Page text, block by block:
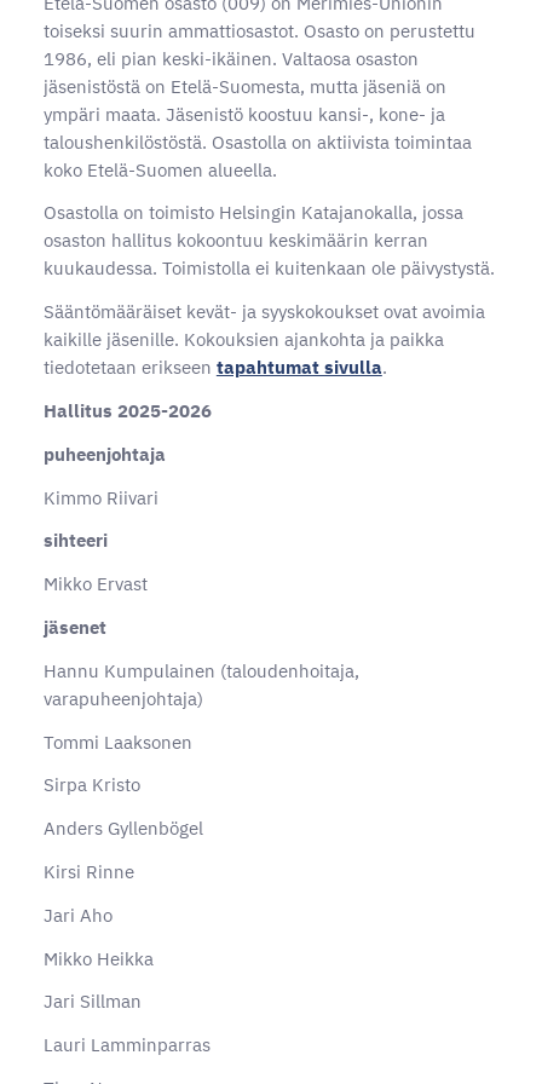
toiseksi suurin ammattiosastot. Osasto on perustettu
1986, eli pian keski-ikäinen. Valtaosa osaston
jäsenistöstä on Etelä-Suomesta, mutta jäseniä on
ympäri maata. Jäsenistö koostuu kansi-, kone- ja
taloushenkilöstöstä. Osastolla on aktiivista toimintaa
koko Etelä-Suomen alueella.
Osastolla on toimisto Helsingin Katajanokalla, jossa
osaston hallitus kokoontuu keskimäärin kerran
kuukaudessa. Toimistolla ei kuitenkaan ole päivystystä.
Sääntömääräiset kevät- ja syyskokoukset ovat avoimia
kaikille jäsenille. Kokouksien ajankohta ja paikka
tiedotetaan erikseen tapahtumat sivulla.
Hallitus 2025-2026
puheenjohtaja
Kimmo Riivari
sihteeri
Mikko Ervast
jäsenet
Hannu Kumpulainen (taloudenhoitaja,
varapuheenjohtaja)
Tommi Laaksonen
Sirpa Kristo
Anders Gyllenbögel
Kirsi Rinne
Jari Aho
Mikko Heikka
Jari Sillman
Lauri Lamminparras